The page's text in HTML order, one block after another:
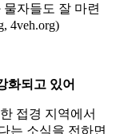
자들도 잘 마련
4veh.org)
화되고 있어
접경 지역에서
는 소식을 전하면